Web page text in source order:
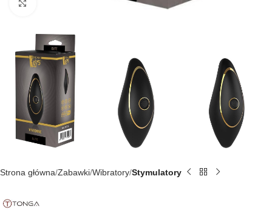
Strona główna Zabawki Wibratory Stymulatory